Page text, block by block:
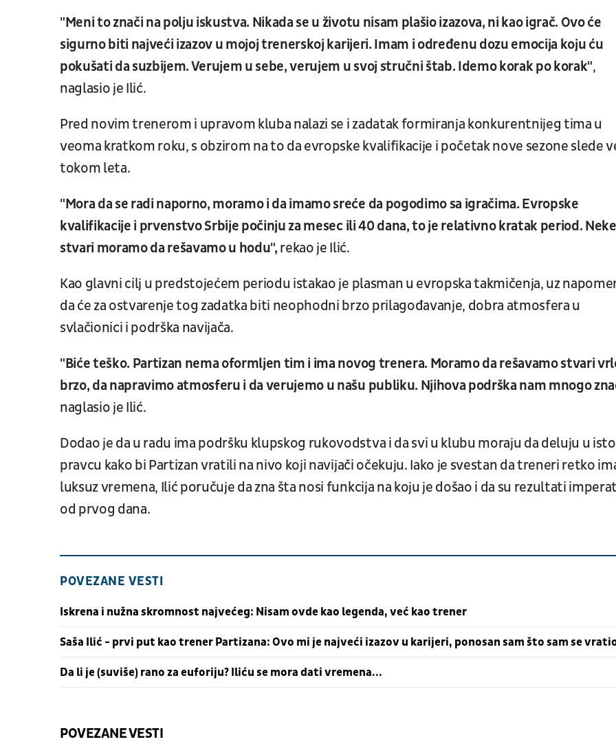
"Meni to znači na polju iskustva. Nikada se u životu nisam plašio izazova, ni kao igrač. Ovo će
sigurno biti najveći izazov u mojoj trenerskoj karijeri. Imam i određenu dozu emocija koju ću
pokušati da suzbijem. Verujem u sebe, verujem u svoj stručni štab. Idemo korak po korak",
naglasio je Ilić.
Pred novim trenerom i upravom kluba nalazi se i zadatak formiranja konkurentnijeg tima u
veoma kratkom roku, s obzirom na to da evropske kvalifikacije i početak nove sezone slede
tokom leta.
"Mora da se radi naporno, moramo i da imamo sreće da pogodimo sa igračima. Evropske
kvalifikacije i prvenstvo Srbije počinju za mesec ili 40 dana, to je relativno kratak period. Neke
stvari moramo da rešavamo u hodu", rekao je Ilić.
Kao glavni cilj u predstojećem periodu istakao je plasman u evropska takmičenja, uz
da će za ostvarenje tog zadatka biti neophodni brzo prilagođavanje, dobra atmosfera u
svlačionici i podrška navijača.
"Biće teško. Partizan nema oformljen tim i ima novog trenera. Moramo da rešavamo stvari
brzo, da napravimo atmosferu i da verujemo u našu publiku. Njihova podrška nam mnogo
naglasio je Ilić.
Dodao je da u radu ima podršku klupskog rukovodstva i da svi u klubu moraju da deluju u
pravcu kako bi Partizan vratili na nivo koji navijači očekuju. Iako je svestan da treneri retko
luksuz vremena, Ilić poručuje da zna šta nosi funkcija na koju je došao i da su rezultati
od prvog dana.
POVEZANE VESTI
Iskrena i nužna skromnost najvećeg: Nisam ovde kao legenda, već kao trener
Saša Ilić - prvi put kao trener Partizana: Ovo mi je najveći izazov u karijeri, ponosan sam što sam se
Da li je (suviše) rano za euforiju? Iliću se mora dati vremena...
POVEZANE VESTI